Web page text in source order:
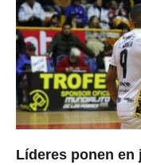
Líderes ponen en